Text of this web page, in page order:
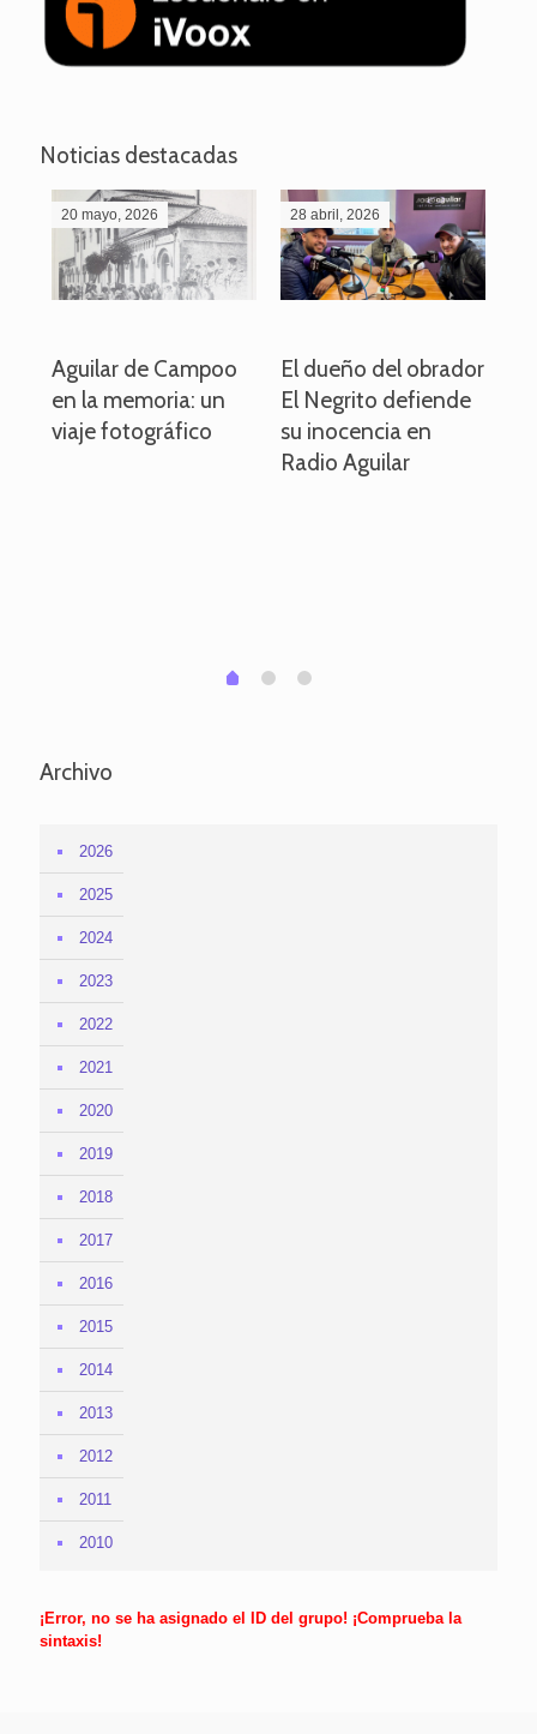
Noticias destacadas
20 mayo, 2026
Aguilar de Campoo
en la memoria: un
viaje fotográfico
28 abril, 2026
El dueño del obrador
El Negrito defiende
su inocencia en
Radio Aguilar
0 1 2
Archivo
2026
2025
2024
2023
2022
2021
2020
2019
2018
2017
2016
2015
2014
2013
2012
2011
2010
¡Error, no se ha asignado el ID del grupo! ¡Comprueba la
sintaxis!